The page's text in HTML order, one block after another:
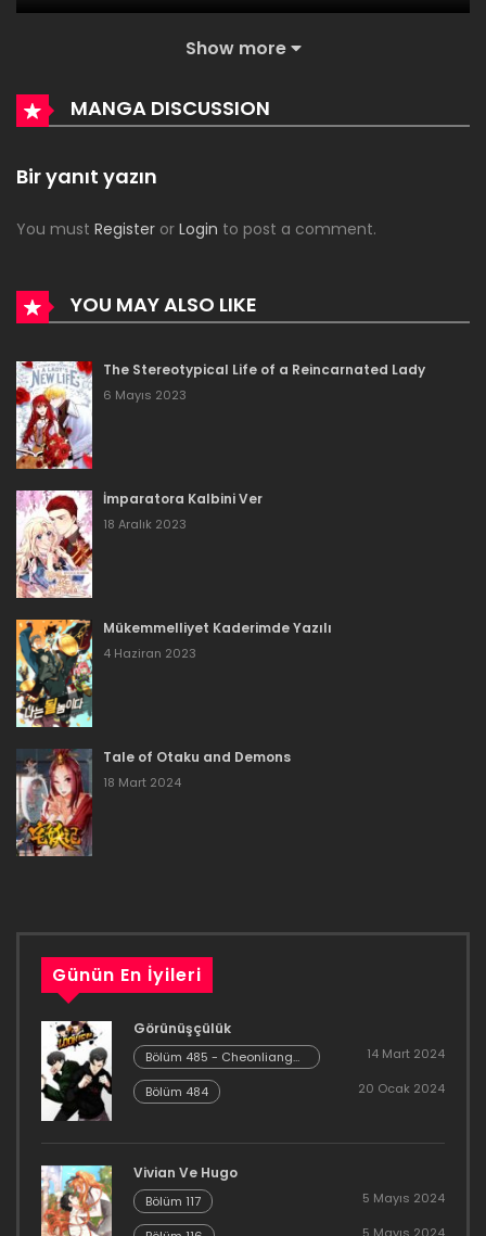
25 Haziran 2023
22 Haziran 2023
22 Haziran 2023
Bölüm 39
21 Haziran 2023
Bölüm 38
21 Haziran 2023
21 Haziran 2023
Bölüm 36
21 Haziran 2023
Bölüm 35
21 Haziran 2023
Bölüm 33
21 Haziran 2023
Bölüm 32
21 Haziran 2023
Bölüm 31
26 Mayıs 2023
Bölüm 30
Show more
MANGA DISCUSSION
Bir yanıt yazın
You must Register or Login to post a comment.
YOU MAY ALSO LIKE
The Stereotypical Life of a Reincarnated Lady
6 Mayıs 2023
İmparatora Kalbini Ver
18 Aralık 2023
Mükemmelliyet Kaderimde Yazılı
4 Haziran 2023
Tale of Otaku and Demons
18 Mart 2024
Günün En İyileri
Görünüşçülük
Bölüm 485 - Cheonliang
[04]
14 Mart 2024
Bölüm 484 20 Ocak 2024
Vivian Ve Hugo
Bölüm 117 5 Mayıs 2024